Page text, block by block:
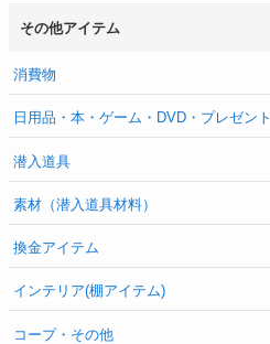
その他アイテム
消費物
日用品・本・ゲーム・DVD・プレゼント
潜入道具
素材（潜入道具材料）
換金アイテム
インテリア(棚アイテム)
コープ・その他